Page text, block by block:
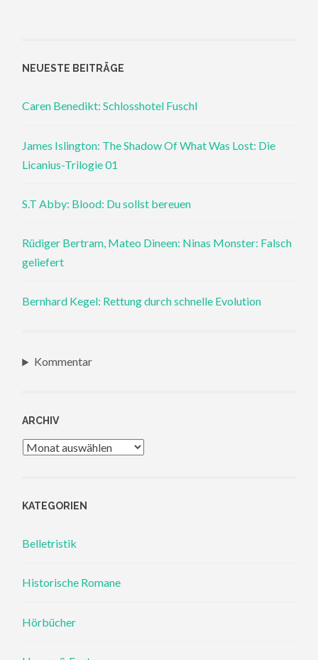
NEUESTE BEITRÄGE
Caren Benedikt: Schlosshotel Fuschl
James Islington: The Shadow Of What Was Lost: Die
Licanius-Trilogie 01
S.T Abby: Blood: Du sollst bereuen
Rüdiger Bertram, Mateo Dineen: Ninas Monster: Falsch
geliefert
Bernhard Kegel: Rettung durch schnelle Evolution
Kommentar
ARCHIV
Archiv
KATEGORIEN
Belletristik
Historische Romane
Hörbücher